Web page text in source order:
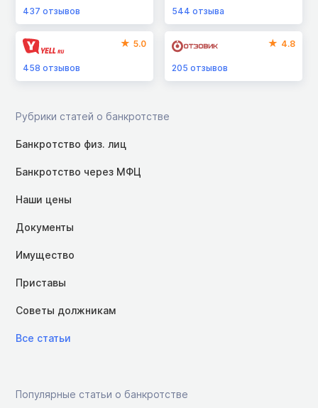
437 отзывов 544отзыва
5.0
458 отзывов
4.8
205отзывов
Рубрики статей о банкротстве
Банкротство физ. лиц
Банкротство через МФЦ
Наши цены
Документы
Имущество
Приставы
Советы должникам
Все статьи
Популярные статьи о банкротстве